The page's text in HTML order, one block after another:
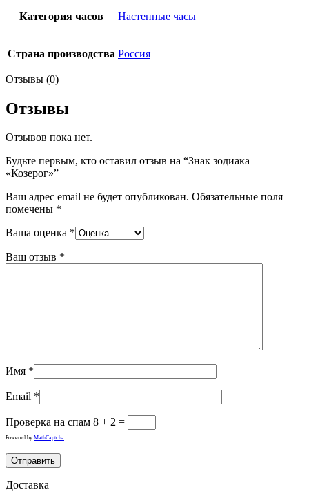
Категория часов Настенные часы
Страна производства Россия
Отзывы (0)
Отзывы
Отзывов пока нет.
Будьте первым, кто оставил отзыв на “Знак зодиака
«Козерог»”
Ваш адрес email не будет опубликован. Обязательные поля
помечены *
Ваша оценка *
Ваш отзыв *
Имя *
Email *
Проверка на спам 8 + 2 =
Powered by MathCaptcha
Доставка